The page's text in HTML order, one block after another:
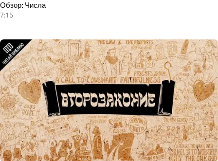
Обзор: Числа
7:15